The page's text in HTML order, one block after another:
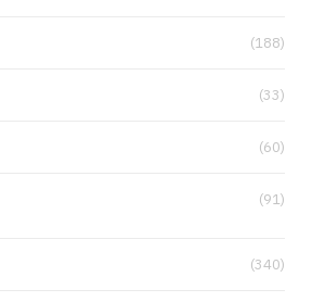
(188)
(33)
(60)
(91)
(340)